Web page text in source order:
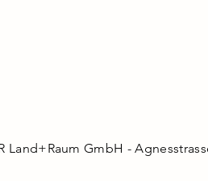
Land+Raum GmbH -